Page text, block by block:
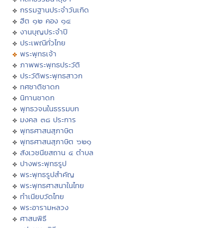
กรรมฐานประจำวันเกิด
ฮีต ๑๒ คอง ๑๔
งานบุญประจำปี
ประเพณีทั่วไทย
พระพุทธเจ้า
ภาพพระพุทธประวัติ
ประวัติพระพุทธสาวก
ทศชาติชาดก
นิทานชาดก
พุทธวจนในธรรมบท
มงคล ๓๘ ประการ
พุทธศาสนสุภาษิต
พุทธศาสนสุภาษิต ๖๒๑
สังเวชนียสถาน ๔ ตำบล
ปางพระพุทธรูป
พระพุทธรูปสำคัญ
พระพุทธศาสนาในไทย
ทำเนียบวัดไทย
พระอารามหลวง
ศาสนพิธี